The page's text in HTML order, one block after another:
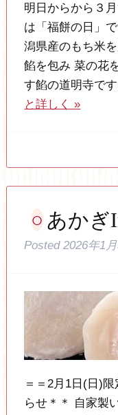
明日からから３
は「福餅の日」
潟県産のもち米
餡を包み 菜の花
す餡の道明寺で
と詳しく »
あかぎ
Posted2026年1
＝＝2月1日(日)
らせ＊＊ 自家製